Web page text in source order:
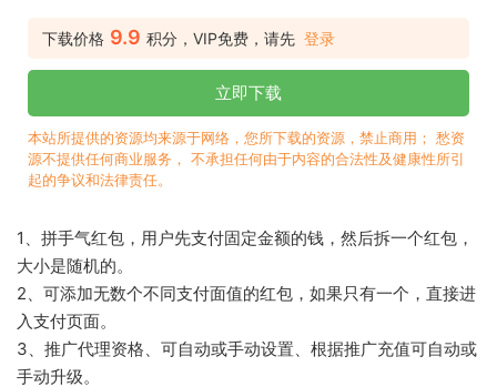
下载价格 9.9 积分，VIP免费，请先 登录
立即下载
本站所提供的资源均来源于网络，您所下载的资源，禁止商用； 愁资
源不提供任何商业服务， 不承担任何由于内容的合法性及健康性所引
起的争议和法律责任。
1、拼手气红包，用户先支付固定金额的钱，然后拆一个红包，
大小是随机的。
2、可添加无数个不同支付面值的红包，如果只有一个，直接进
入支付页面。
3、推广代理资格、可自动或手动设置、根据推广充值可自动或
手动升级。